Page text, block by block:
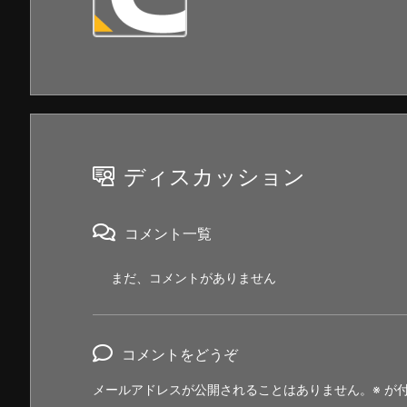
ディスカッション
コメント一覧
まだ、コメントがありません
コメントをどうぞ
メールアドレスが公開されることはありません。 ※ が